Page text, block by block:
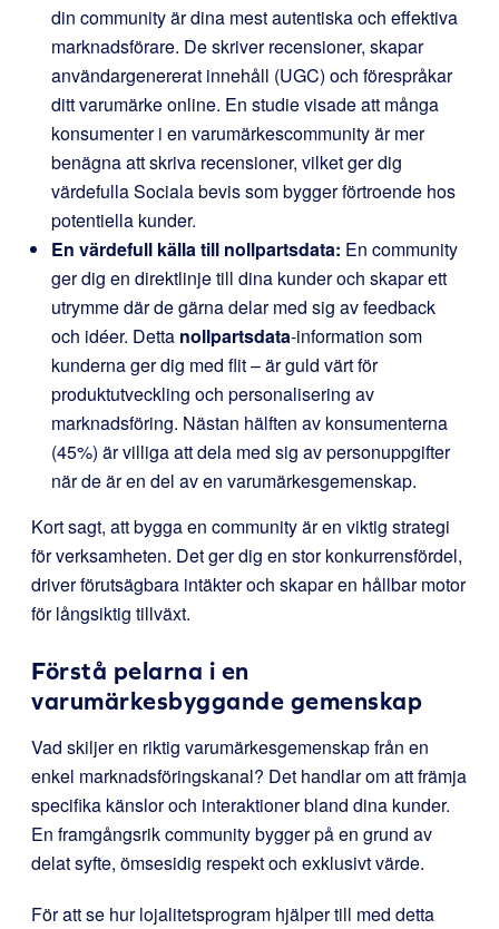
din community är dina mest autentiska och effektiva
marknadsförare. De skriver recensioner, skapar
användargenererat innehåll (UGC) och förespråkar
ditt varumärke online. En studie visade att många
konsumenter i en varumärkescommunity är mer
benägna att skriva recensioner, vilket ger dig
värdefulla Sociala bevis som bygger förtroende hos
potentiella kunder.
En värdefull källa till nollpartsdata: En community
ger dig en direktlinje till dina kunder och skapar ett
utrymme där de gärna delar med sig av feedback
och idéer. Detta nollpartsdata-information som
kunderna ger dig med flit – är guld värt för
produktutveckling och personalisering av
marknadsföring. Nästan hälften av konsumenterna
(45%) är villiga att dela med sig av personuppgifter
när de är en del av en varumärkesgemenskap.
Kort sagt, att bygga en community är en viktig strategi
för verksamheten. Det ger dig en stor konkurrensfördel,
driver förutsägbara intäkter och skapar en hållbar motor
för långsiktig tillväxt.
Förstå pelarna i en
varumärkesbyggande gemenskap
Vad skiljer en riktig varumärkesgemenskap från en
enkel marknadsföringskanal? Det handlar om att främja
specifika känslor och interaktioner bland dina kunder.
En framgångsrik community bygger på en grund av
delat syfte, ömsesidig respekt och exklusivt värde.
För att se hur lojalitetsprogram hjälper till med detta